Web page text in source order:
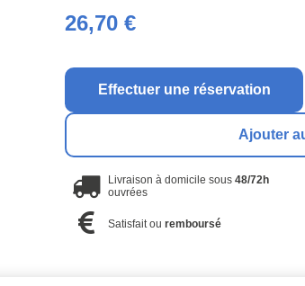
26,70 €
Effectuer une réservation
Ajouter
Livraison à domicile sous48/72h
ouvrées
Satisfait ouremboursé